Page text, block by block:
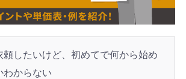
頼したいけど、初めてで何から始め
わからない